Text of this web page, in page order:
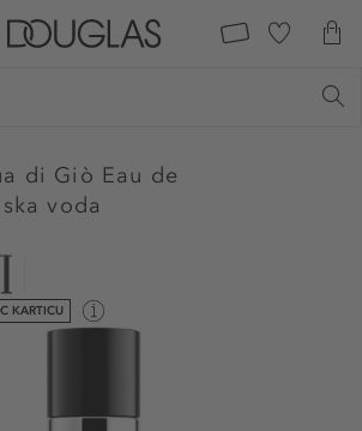
di Giò Eau de
voda
KARTICU